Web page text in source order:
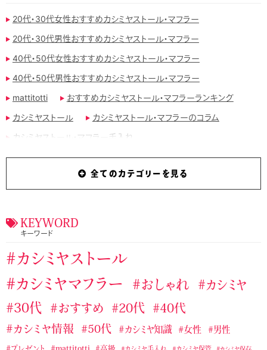
20代・30代女性おすすめカシミヤストール・マフラー
20代・30代男性おすすめカシミヤストール・マフラー
40代・50代女性おすすめカシミヤストール・マフラー
40代・50代男性おすすめカシミヤストール・マフラー
mattitotti
おすすめカシミヤストール・マフラーランキング
カシミヤストール
カシミヤストール・マフラーのコラム
カシミヤストール・マフラー手入れ
カシミヤストール・マフラー手編み
カシミヤストール・マフラー用ブラシ
カシミヤマフラー
タケオキクチおすすめカシミヤストール・マフラー
テストカテゴリー１
バーバリーおすすめカシミヤストール・マフラー
ユニクロおすすめカシミヤストール・マフラー
ランバンカシミヤストール・マフラー
無印良品のおすすめカシミヤストール・マフラー
全てのカテゴリーを見る
KEYWORD
キーワード
カシミヤストール
カシミヤマフラー
おしゃれ
カシミヤ
30代
おすすめ 20代 40代
カシミヤ情報 50代 カシミヤ知識 女性 男性